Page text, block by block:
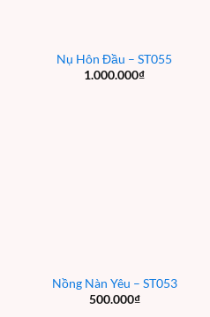
Nụ Hôn Đầu – ST055
1.000.000₫
Nồng Nàn Yêu – ST053
500.000₫